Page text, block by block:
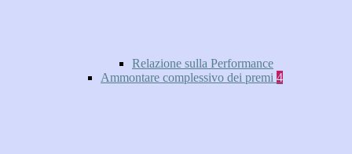
Relazione sulla Performance
Ammontare complessivo dei premi 4